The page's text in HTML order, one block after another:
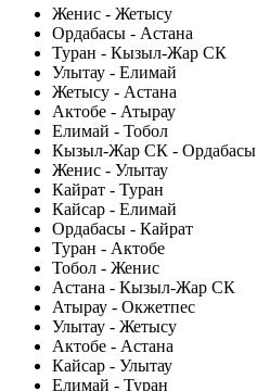
Женис - Жетысу
Ордабасы - Астана
Туран - Кызыл-Жар СК
Улытау - Елимай
Жетысу - Астана
Актобе - Атырау
Елимай - Тобол
Кызыл-Жар СК - Ордабасы
Женис - Улытау
Кайрат - Туран
Кайсар - Елимай
Ордабасы - Кайрат
Туран - Актобе
Тобол - Женис
Астана - Кызыл-Жар СК
Атырау - Окжетпес
Улытау - Жетысу
Актобе - Астана
Кайсар - Улытау
Елимай - Туран